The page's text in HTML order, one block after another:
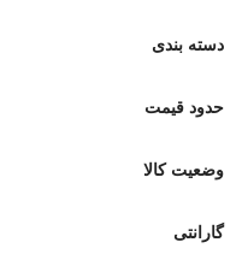
دسته بندی
حدود قیمت
وضعیت کالا
گارانتی